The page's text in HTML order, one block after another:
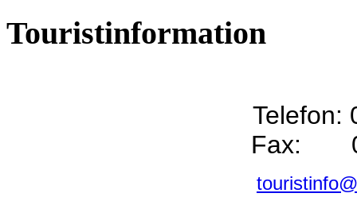
Touristinformation
Telefon:
Fax: